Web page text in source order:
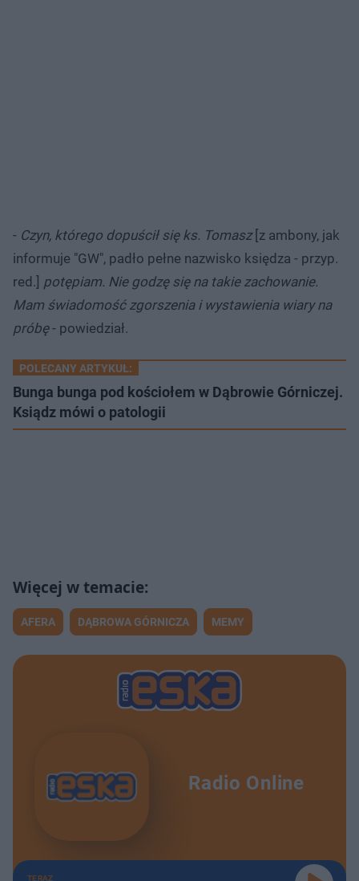
- Czyn, którego dopuścił się ks. Tomasz[z ambony, jak
informuje "GW", padło pełne nazwisko księdza - przyp.
red.] potępiam. Nie godzę się na takie zachowanie.
Mam świadomość zgorszenia i wystawienia wiary na
próbę- powiedział.
POLECANY ARTYKUŁ:
Bunga bunga pod kościołem w Dąbrowie Górniczej.
Ksiądz mówi o patologii
AFERA DĄBROWA GÓRNICZA MEMY
Radio Online
TERAZ